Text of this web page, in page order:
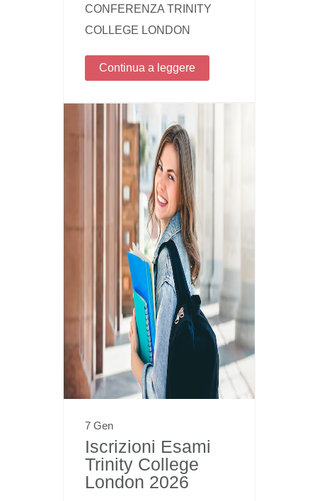
CONFERENZA TRINITY
COLLEGE LONDON
Continua a leggere
7 Gen
Iscrizioni Esami
Trinity College
London 2026